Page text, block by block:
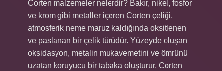
Corten malzemeler nelerdir? Bakır, nikel, fosfor
ve krom gibi metaller içeren Corten çeliği,
atmosferik neme maruz kaldığında oksitlenen
ve paslanan bir çelik türüdür. Yüzeyde oluşan
oksidasyon, metalin mukavemetini ve ömrünü
uzatan koruyucu bir tabaka oluşturur. Corten